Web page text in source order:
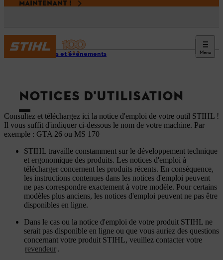
MAINTENANT !
Menu
Services et événements
NOTICES D'UTILISATION
Consultez et téléchargez ici la notice d'emploi de votre outil STIHL !
Il vous suffit d'indiquer ci-dessous le nom de votre machine. Par
exemple : GTA 26 ou MS 170
STIHL travaille constamment sur le développement technique
et ergonomique des produits. Les notices d'emploi à
télécharger concernent les produits récents. En conséquence,
les instructions contenues dans les notices d'emploi peuvent
ne pas correspondre exactement à votre modèle. Pour certains
modèles plus anciens, les notices d'emploi peuvent ne pas être
disponibles en ligne.
Dans le cas ou la notice d'emploi de votre produit STIHL ne
serait pas disponible en ligne ou que vous auriez des questions
concernant votre produit STIHL, veuillez contacter votre
revendeur.